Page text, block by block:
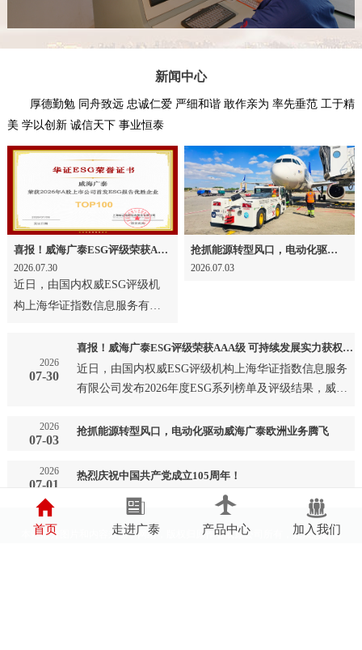
新闻中心
厚德勤勉 同舟致远 忠诚仁爱 严细和谐 敢作亲为 率先垂范 工于精
美 学以创新 诚信天下 事业恒泰
喜报！威海广泰ESG评级荣获AAA级 可持续发展实力获权威认可
2026.07.30
近日，由国内权威ESG评级机
构上海华证指数信息服务有限
单及评级结果，威海广泰成
功…
抢抓能源转型风口，电动化驱动威海广泰欧洲业务腾飞
2026.07.03
2026
07-30
喜报！威海广泰ESG评级荣获AAA级 可持续发展实力获权威认可
近日，由国内权威ESG评级机构上海华证指数信息服务
有限公司发布2026年度ESG系列榜单及评级结果，威海
2026
07-03
抢抓能源转型风口，电动化驱动威海广泰欧洲业务腾飞
2026
07-01
热烈庆祝中国共产党成立105周年！
本站部分图片和内容来源于网络，版权归原作者或原公司所有，如果您认为
首页 走进广泰 产品中心 加入我们